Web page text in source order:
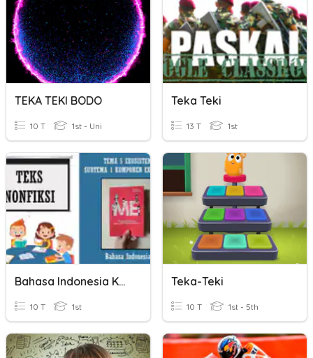
TEKA TEKI BODO
10 T 1st - Uni
Teka Teki
13 T 1st
Bahasa Indonesia Kelas 6 (teks Nonfiksi)
10 T 1st
Teka-Teki
10 T 1st - 5th